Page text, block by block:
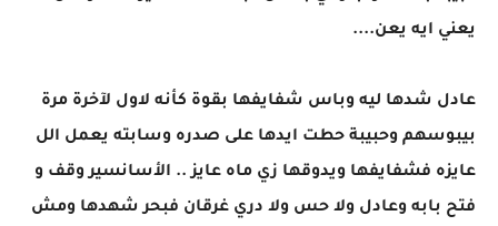
يعني ايه يعن....
عادل شدها ليه وباس شفايفها بقوة كأنه لاول لآخرة مرة
بيبوسهم وحبيبة حطت ايدها على صدره وسابته يعمل الل
عايزه فشفايفها ويدوقها زي ماه عايز .. الأسانسير وقف و
فتح بابه وعادل ولا حس ولا دري غرقان فبحر شهدها ومش